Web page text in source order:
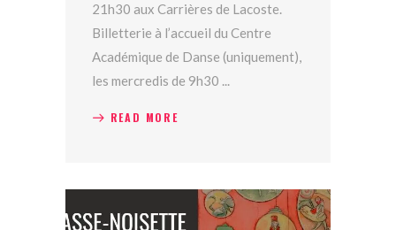
21h30 aux Carrières de Lacoste.
Billetterie à l’accueil du Centre
Académique de Danse (uniquement),
les mercredis de 9h30
READ MORE